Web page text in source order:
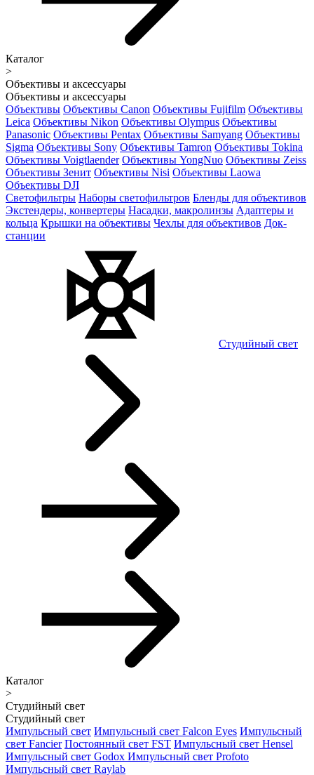
Каталог
>
Объективы и аксессуары
Объективы и аксессуары
Объективы Объективы Canon Объективы Fujifilm Объективы
Leica Объективы Nikon Объективы Olympus Объективы
Panasonic Объективы Pentax Объективы Samyang Объективы
Sigma Объективы Sony Объективы Tamron Объективы Tokina
Объективы Voigtlaender Объективы YongNuo Объективы Zeiss
Объективы Зенит Объективы Nisi Объективы Laowa
Объективы DJI
Светофильтры Наборы светофильтров Бленды для объективов
Экстендеры, конвертеры Насадки, макролинзы Адаптеры и
кольца Крышки на объективы Чехлы для объективов Док-
станции
Студийный свет
Каталог
>
Студийный свет
Студийный свет
Импульсный свет Импульсный свет Falcon Eyes Импульсный
свет Fancier Постоянный свет FST Импульсный свет Hensel
Импульсный свет Godox Импульсный свет Profoto
Импульсный свет Raylab